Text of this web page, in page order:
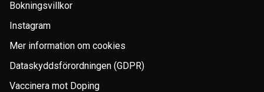
Bokningsvillkor
Instagram
Mer information om cookies
Dataskyddsförordningen (GDPR)
Vaccinera mot Doping